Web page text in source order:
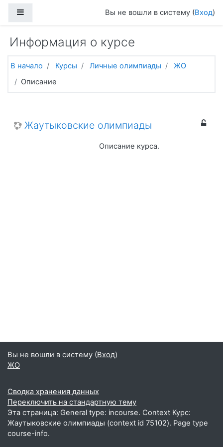
Вы не вошли в систему (Вход)
Информация о курсе
В начало Курсы Личные олимпиады
ЖО
Описание
Жаутыковские олимпиады
Описание курса.
Вы не вошли в систему (Вход)
ЖО
Сводка хранения данных
Переключить на стандартную тему
Эта страница: General type: incourse. Context Курс:
Жаутыковские олимпиады (context id 75102). Page type
course-info.